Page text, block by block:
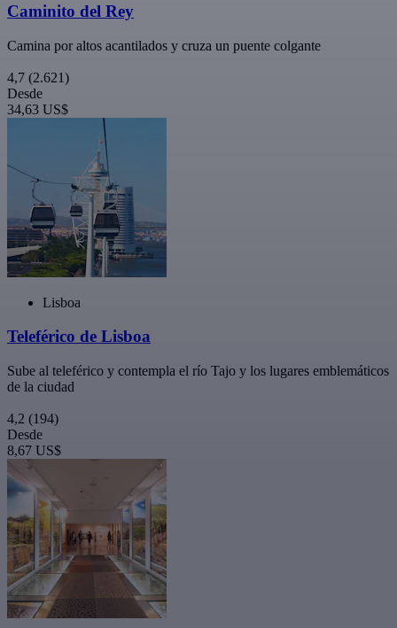
Caminito del Rey
Camina por altos acantilados y cruza un puente colgante
4,7 (2.621)
Desde
34,63 US$
Lisboa
Teleférico de Lisboa
Sube al teleférico y contempla el río Tajo y los lugares emblemáticos
de la ciudad
4,2 (194)
Desde
8,67 US$